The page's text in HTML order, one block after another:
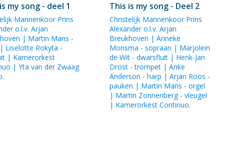
my song - deel 1
Mannenkoor Prins
o.l.v. Arjan
| Martin Mans -
Liselotte Rokyta -
| Kamerorkest
| Yta van der Zwaag
This is my song - Deel 2
Christelijk Mannenkoor Prins
Alexander o.l.v. Arjan
Breukhoven | Anneke
Monsma - sopraan | Marjolein
de Wit - dwarsfluit | Henk-Jan
Drost - trompet | Anke
Anderson - harp | Arjan Roos -
pauken | Martin Mans - orgel
| Martin Zonnenberg - vleugel
| Kamerorkest Continuo.